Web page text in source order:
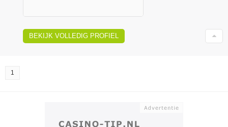
BEKIJK VOLLEDIG PROFIEL
1